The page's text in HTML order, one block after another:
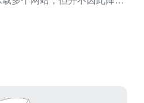
站的访问速度和稳定性。 在